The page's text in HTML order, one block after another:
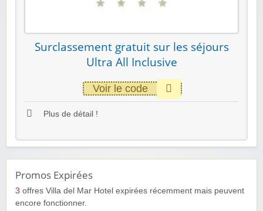
Surclassement gratuit sur les séjours
Ultra All Inclusive
Voir le code
Plus de détail !
Promos Expirées
3 offres Villa del Mar Hotel expirées récemment mais peuvent
encore fonctionner.